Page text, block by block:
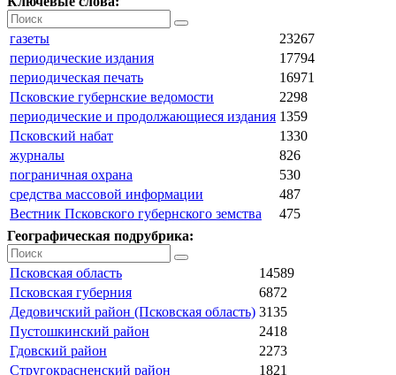
газеты
23267
периодические издания
17794
периодическая печать
16971
Псковские губернские ведомости
2298
периодические и продолжающиеся издания 1359
Псковский набат
1330
журналы
826
пограничная охрана
530
средства массовой информации
487
Вестник Псковского губернского земства
475
Географическая подрубрика:
Псковская область
14589
Псковская губерния
6872
Дедовичский район (Псковская область) 3135
Пустошкинский район
2418
Гдовский район
2273
Стругокрасненский район
1821